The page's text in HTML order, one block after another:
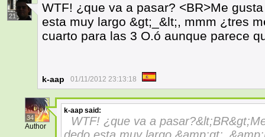
21
WTF! ¿que va a pasar? <BR>Me
esta muy largo &gt;_&lt;, mmm ¿tres
cuarto para las 3 O.ó aunque parece
k-aap 01/11/2012 23:13:18
34
Author
k-aap said:
WTF! ¿que va a